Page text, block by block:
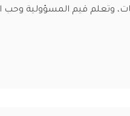
وتعلم قيم المسؤولية